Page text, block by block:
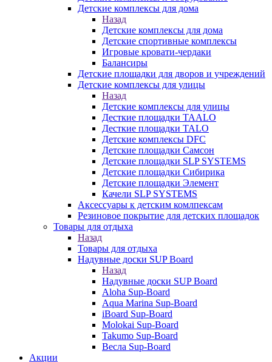
Детские комплексы для дома
Назад
Детские комплексы для дома
Детские спортивные комплексы
Игровые кровати-чердаки
Балансиры
Детские площадки для дворов и учреждений
Детские комплексы для улицы
Назад
Детские комплексы для улицы
Десткие площадки TAALO
Десткие площадки TALO
Детские комплексы DFC
Детские площадки Самсон
Детские площадки SLP SYSTEMS
Детские площадки Сибирика
Детские площадки Элемент
Качели SLP SYSTEMS
Аксессуары к детским комлпексам
Резиновое покрытие для детских площадок
Товары для отдыха
Назад
Товары для отдыха
Надувные доски SUP Board
Назад
Надувные доски SUP Board
Aloha Sup-Board
Aqua Marina Sup-Board
iBoard Sup-Board
Molokai Sup-Board
Takumo Sup-Board
Весла Sup-Board
Акции